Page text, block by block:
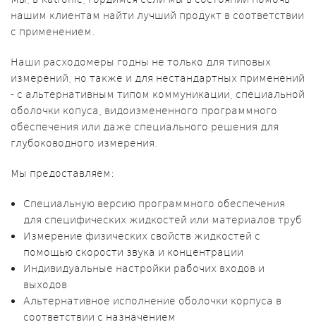
нашим клиентам найти лучший продукт в соответствии
с применением.
Наши расходомеры годны не только для типовых
измерений, но также и для нестандартных применений
- с альтернативным типом коммуникации, специальной
оболочки копуса, видоизмененного программного
обеспечения или даже специального решения для
глубоководного измерения.
Мы предоставляем:
Специальную версию программного обеспечения
для специфических жидкостей или материалов труб
Измерение физических свойств жидкостей с
помощью скорости звука и концентрации
Индивидуальные настройки рабочих входов и
выходов
Альтернативное исполнение оболочки корпуса в
соответствии с назначением